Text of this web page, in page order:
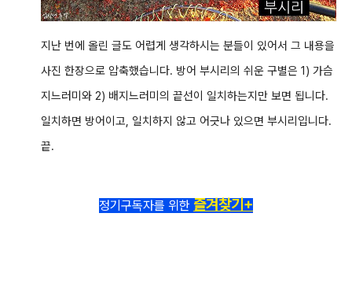
지난 번에 올린 글도 어렵게 생각하시는 분들이 있어서 그 내용을
사진 한장으로 압축했습니다. 방어 부시리의 쉬운 구별은 1) 가슴
지느러미와 2) 배지느러미의 끝선이 일치하는지만 보면 됩니다.
일치하면 방어이고, 일치하지 않고 어긋나 있으면 부시리입니다.
끝.
정기구독자를 위한 즐겨찾기+